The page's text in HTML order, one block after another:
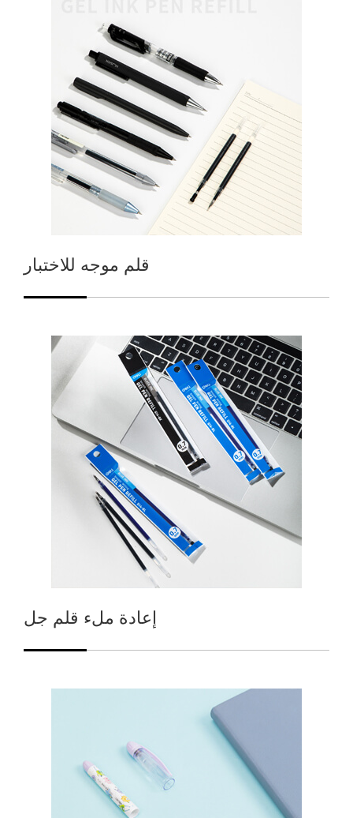
قلم موجه للاختبار
إعادة ملء قلم جل